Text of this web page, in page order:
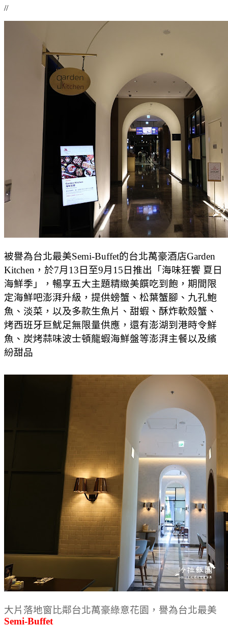
//
被譽為台北最美Semi-Buffet的台北萬豪酒店Garden
Kitchen，於7月13日至9月15日推出「海味狂饗 夏日
海鮮季」，暢享五大主題精緻美饌吃到飽，期間限
定海鮮吧澎湃升級，提供螃蟹、松葉蟹腳、九孔鮑
魚、淡菜，以及多款生魚片、甜蝦、酥炸軟殼蟹、
烤西班牙巨魷足無限量供應，還有澎湖到港時令鮮
魚、炭烤蒜味波士頓龍蝦海鮮盤等澎湃主餐以及繽
紛甜品
大片落地窗比鄰台北萬豪綠意花園，譽為台北最美
Semi-Buffet